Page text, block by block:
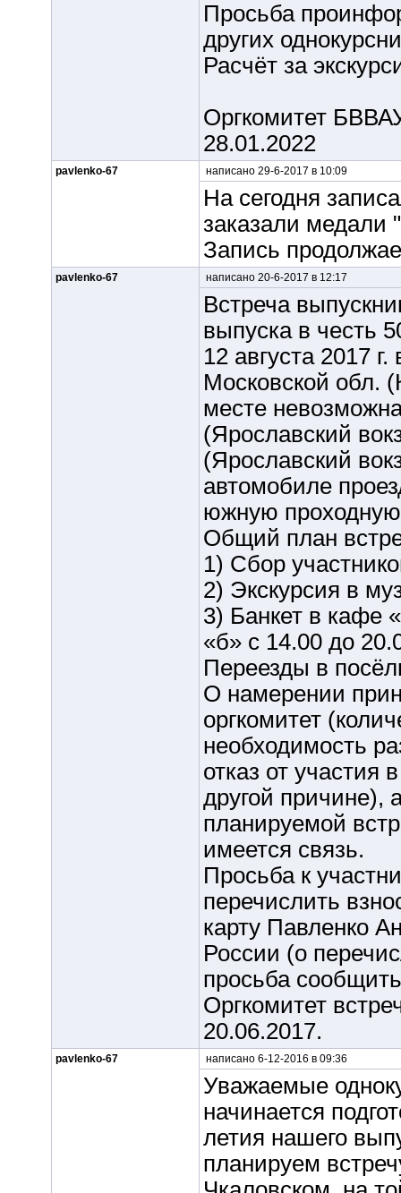
Просьба
других
Расчёт за
Оргкомитет
28.01.2022
pavlenko-67 написано 29-6-2017 в 10:09
На сегодня
заказали медали
Запись
pavlenko-67 написано 20-6-2017 в 12:17
Встреча
выпуска в честь
12 августа 2017
Московской обл.
месте
(Ярославский
(Ярославский
автомобиле
южную
Общий план
1) Сбор
2) Экскурсия в
3) Банкет в кафе
«б» с 14.00 до
Переезды в
О намерении
оргкомитет
необходимость
отказ от участия
другой причине),
планируемой
имеется связь.
Просьба к
перечислить
карту Павленко
России (о
просьба
Оргкомитет
20.06.2017.
pavlenko-67 написано 6-12-2016 в 09:36
Уважаемые
начинается
летия нашего
планируем